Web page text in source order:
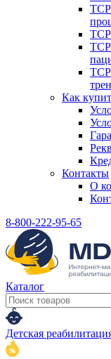
ТСР
ТСР
ТСР
ТСР
Как
Контакты
О
8-800-222-95-65
Каталог
Детская